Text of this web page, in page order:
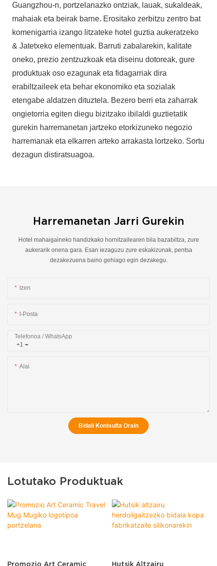
Guangzhou-n, portzelanazko ontziak, lauak, sukaldeak,
mahaiak eta beirak barne. Erositako zerbitzu zentro bat
komenigarria izango litzateke hotel guztia aukeratzeko
& Jatetxeko elementuak. Barruti zabalarekin, kalitate
oneko, prezio zentzuzkoak eta diseinu dotoreak, gure
produktuak oso ezagunak eta fidagarriak dira
erabiltzaileek eta behar ekonomiko eta sozialak
etengabe aldatzen dituztela. Bezero berri eta zaharrak
ongietorria egiten diegu bizitzako ibilaldi guztietatik
gurekin harremanetan jartzeko etorkizuneko negozio
harremanak eta elkarren arteko arrakasta lortzeko. Sortu
dezagun distiratsuagoa.
Harremanetan Jarri Gurekin
Hotel mahaigaineko handizkako hornitzailearen bila bazabiltza, zure
aukerarik onena gara. Esan iezaguzu zure eskakizunak, pentsa
dezakezuena baino gehiago egin dezakegu.
Izen
I-Posta
+1
Telefonoa / WhatsApp
Alai
Bidali Kontsulta Orain
Lotutako Produktuak
Promozio Art Ceramic Hutsik Altzairu